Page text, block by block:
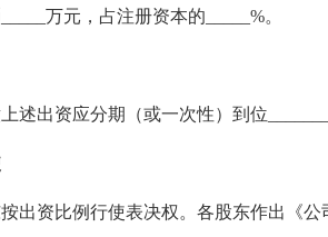
万元，占注册资本的_____%。
述出资应分期（或一次性）到位
出资比例行使表决权。各股东作出《